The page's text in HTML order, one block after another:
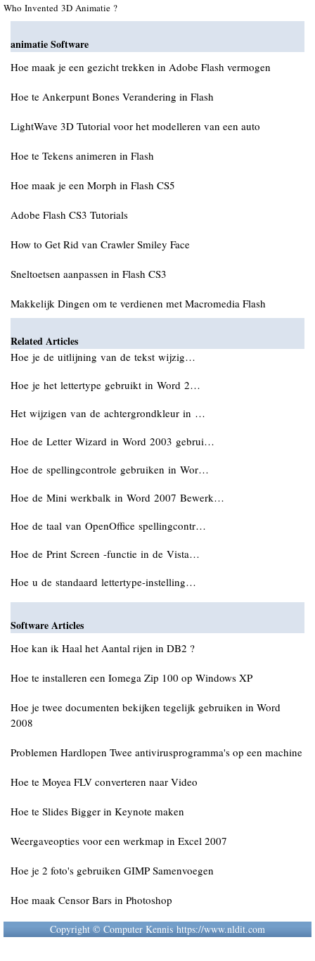
Who Invented 3D Animatie ?
animatie Software
Hoe maak je een gezicht trekken in Adobe Flash vermogen
Hoe te Ankerpunt Bones Verandering in Flash
LightWave 3D Tutorial voor het modelleren van een auto
Hoe te Tekens animeren in Flash
Hoe maak je een Morph in Flash CS5
Adobe Flash CS3 Tutorials
How to Get Rid van Crawler Smiley Face
Sneltoetsen aanpassen in Flash CS3
Makkelijk Dingen om te verdienen met Macromedia Flash
Related Articles
Hoe je de uitlijning van de tekst wijzig…
Hoe je het lettertype gebruikt in Word 2…
Het wijzigen van de achtergrondkleur in …
Hoe de Letter Wizard in Word 2003 gebrui…
Hoe de spellingcontrole gebruiken in Wor…
Hoe de Mini werkbalk in Word 2007 Bewerk…
Hoe de taal van OpenOffice spellingcontr…
Hoe de Print Screen -functie in de Vista…
Hoe u de standaard lettertype-instelling…
Software Articles
Hoe kan ik Haal het Aantal rijen in DB2 ?
Hoe te installeren een Iomega Zip 100 op Windows XP
Hoe je twee documenten bekijken tegelijk gebruiken in Word
2008
Problemen Hardlopen Twee antivirusprogramma's op een machine
Hoe te Moyea FLV converteren naar Video
Hoe te Slides Bigger in Keynote maken
Weergaveopties voor een werkmap in Excel 2007
Hoe je 2 foto's gebruiken GIMP Samenvoegen
Hoe maak Censor Bars in Photoshop
Copyright © Computer Kennis https://www.nldit.com